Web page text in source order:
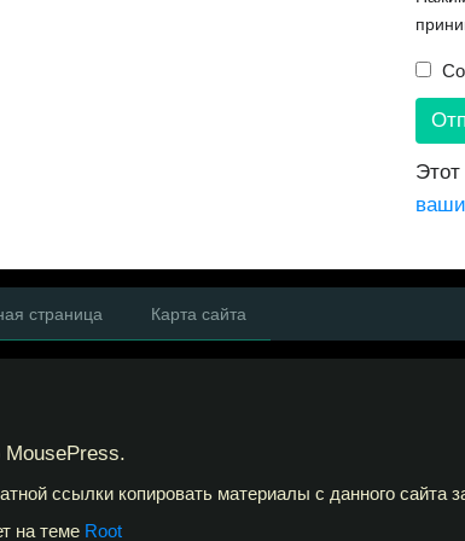
страница Карта сайта
ссылки копировать материалы с данного сайта
на теме Root